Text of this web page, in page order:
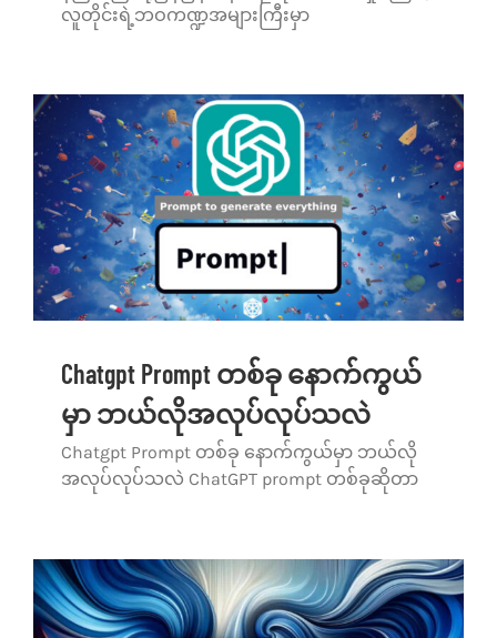
လူတိုင်းရဲ့ဘဝကဏ္ဍအများကြီးမှာ
Chatgpt Prompt တစ်ခု နောက်ကွယ်
မှာ ဘယ်လိုအလုပ်လုပ်သလဲ
Chatgpt Prompt တစ်ခု နောက်ကွယ်မှာ ဘယ်လို
အလုပ်လုပ်သလဲ ChatGPT prompt တစ်ခုဆိုတာ